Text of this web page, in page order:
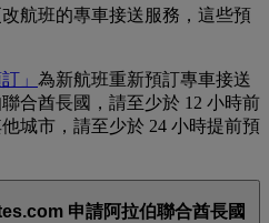
航班的專車接送服務，這些預
」 為新航班重新預訂專車接送
合酋長國，請至少於 12 小時前
城市，請至少於 24 小時提前預
申請阿拉伯聯合酋長國